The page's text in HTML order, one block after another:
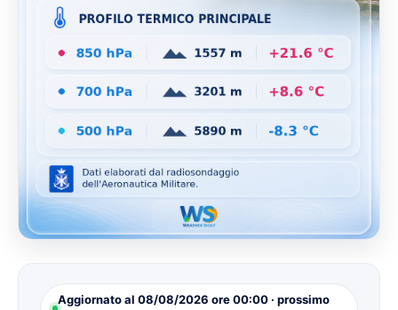
Aggiornato al 08/08/2026 ore 00:00 · prossimo